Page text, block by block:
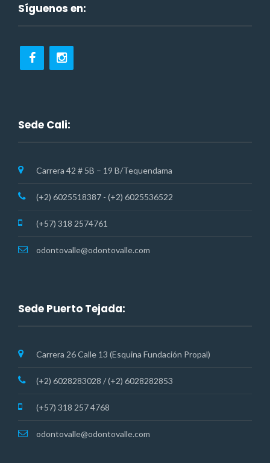
Síguenos en:
Sede Cali:
Carrera 42 # 5B – 19 B/Tequendama
(+2) 6025518387 - (+2) 6025536522
(+57) 318 2574761
odontovalle@odontovalle.com
Sede Puerto Tejada:
Carrera 26 Calle 13 (Esquina Fundación Propal)
(+2) 6028283028 / (+2) 6028282853
(+57) 318 257 4768
odontovalle@odontovalle.com